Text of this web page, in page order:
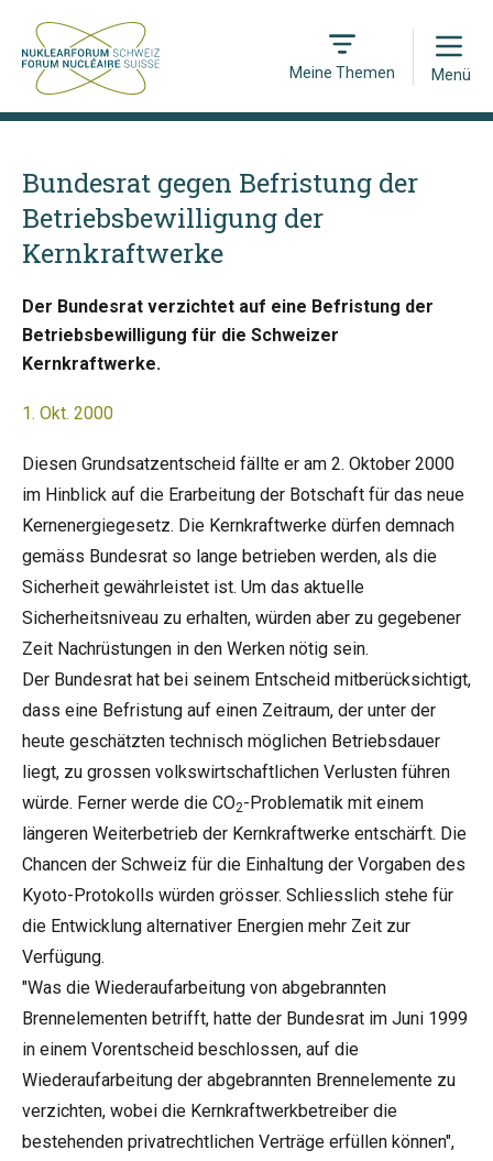
Meine Themen
Open
Menü
Bundesrat gegen Befristung der
Betriebsbewilligung der
Kernkraftwerke
Der Bundesrat verzichtet auf eine Befristung der
Betriebsbewilligung für die Schweizer
Kernkraftwerke.
1. Okt. 2000
Diesen Grundsatzentscheid fällte er am 2. Oktober 2000
im Hinblick auf die Erarbeitung der Botschaft für das neue
Kernenergiegesetz. Die Kernkraftwerke dürfen demnach
gemäss Bundesrat so lange betrieben werden, als die
Sicherheit gewährleistet ist. Um das aktuelle
Sicherheitsniveau zu erhalten, würden aber zu gegebener
Zeit Nachrüstungen in den Werken nötig sein.
Der Bundesrat hat bei seinem Entscheid mitberücksichtigt,
dass eine Befristung auf einen Zeitraum, der unter der
heute geschätzten technisch möglichen Betriebsdauer
liegt, zu grossen volkswirtschaftlichen Verlusten führen
würde. Ferner werde die CO2-Problematik mit einem
längeren Weiterbetrieb der Kernkraftwerke entschärft. Die
Chancen der Schweiz für die Einhaltung der Vorgaben des
Kyoto-Protokolls würden grösser. Schliesslich stehe für
die Entwicklung alternativer Energien mehr Zeit zur
Verfügung.
"Was die Wiederaufarbeitung von abgebrannten
Brennelementen betrifft, hatte der Bundesrat im Juni 1999
in einem Vorentscheid beschlossen, auf die
Wiederaufarbeitung der abgebrannten Brennelemente zu
verzichten, wobei die Kernkraftwerkbetreiber die
bestehenden privatrechtlichen Verträge erfüllen können",